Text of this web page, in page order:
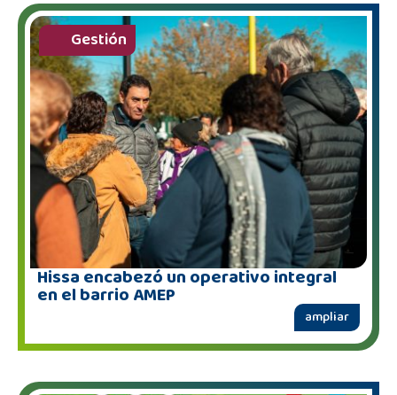
Gestión
Hissa encabezó un operativo integral
en el barrio AMEP
ampliar